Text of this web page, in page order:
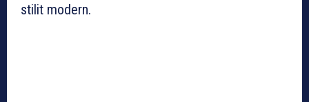
stilit modern.